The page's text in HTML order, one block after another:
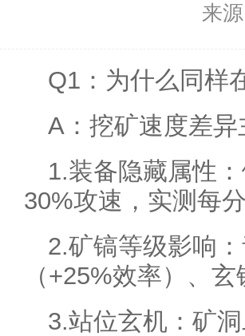
来
Q1：为什么同样
A：挖矿速度差
1.装备隐藏属性
30%攻速，实测每
2.矿镐等级影响
（+25%效率）、
3.站位玄机：矿